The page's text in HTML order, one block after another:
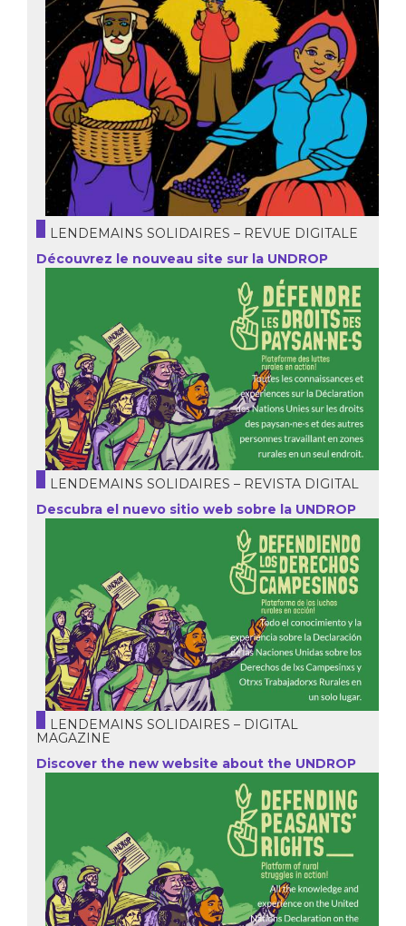
LENDEMAINS SOLIDAIRES – REVUE DIGITALE
Découvrez le nouveau site sur la UNDROP
LENDEMAINS SOLIDAIRES – REVISTA DIGITAL
Descubra el nuevo sitio web sobre la UNDROP
LENDEMAINS SOLIDAIRES – DIGITAL
MAGAZINE
Discover the new website about the UNDROP